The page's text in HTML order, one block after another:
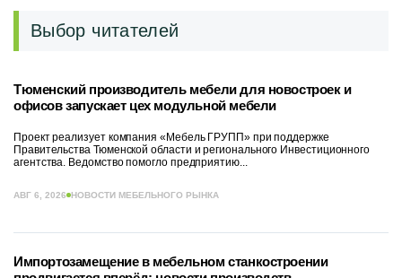
Выбор читателей
Тюменский производитель мебели для новостроек и
офисов запускает цех модульной мебели
Проект реализует компания «Мебель ГРУПП» при поддержке
Правительства Тюменской области и регионального Инвестиционного
агентства. Ведомство помогло предприятию...
АВГ 6, 2026 НОВОСТИ МЕБЕЛЬНОГО РЫНКА
Импортозамещение в мебельном станкостроении